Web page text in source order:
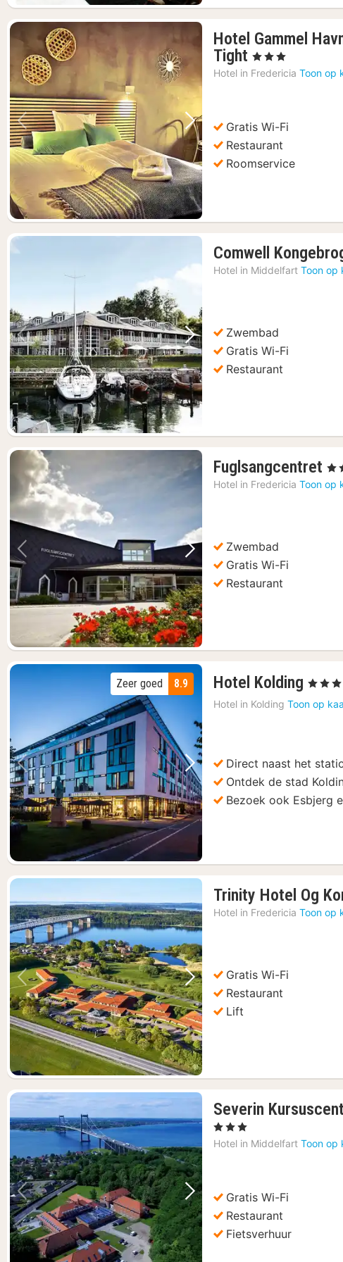
Vorige foto Volgende foto
Hotel Gammel
Tight 1
nacht
€
, 3 Sterren
Hotel in Fredericia Toon op
Gratis Wi-Fi
Restaurant
Roomservice
Vorige foto Volgende foto
Comwell
Hotel in Middelfart Toon op
Zwembad
Gratis Wi-Fi
Restaurant
Vorige foto Volgende foto
Fuglsangcentret 1
, 3
Hotel in Fredericia Toon op
Zwembad
Gratis Wi-Fi
Restaurant
Vorige foto Volgende foto
8.9
Zeer goed Hotel Kolding 1
nacht
vanaf
, 4
Hotel in Kolding Toon op
Direct naast het
Ontdek de stad
Bezoek ook Esbjerg
Vorige foto Volgende foto
Trinity Hotel Og
Hotel in Fredericia Toon op
Gratis Wi-Fi
Restaurant
Lift
Vorige foto Volgende foto
Severin
, 3 Sterren
Hotel in Middelfart Toon op
Gratis Wi-Fi
Restaurant
Fietsverhuur